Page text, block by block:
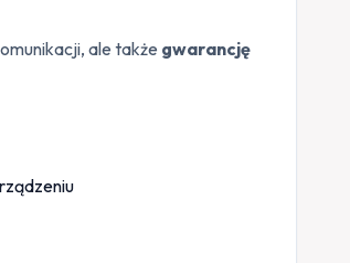
ale także gwarancję